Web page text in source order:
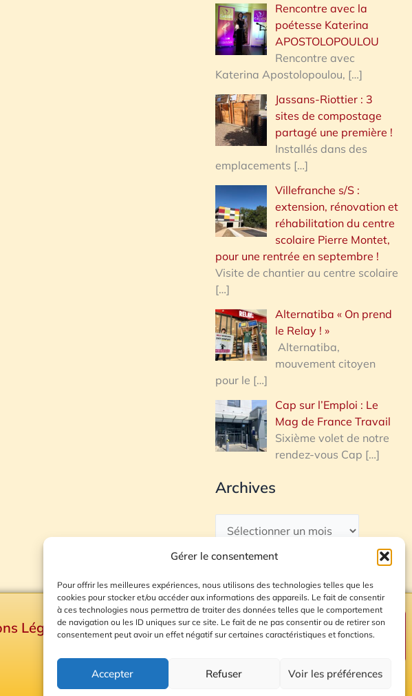
Gérer le consentement
Pour offrir les meilleures expériences, nous utilisons des technologies telles que les
cookies pour stocker et/ou accéder aux informations des appareils. Le fait de consentir
à ces technologies nous permettra de traiter des données telles que le comportement
de navigation ou les ID uniques sur ce site. Le fait de ne pas consentir ou de retirer son
consentement peut avoir un effet négatif sur certaines caractéristiques et fonctions.
Accepter Refuser Voir les préférences
Rencontre avec la
poétesse Katerina
APOSTOLOPOULOU
Rencontre avec
Katerina Apostolopoulou, […]
Jassans-Riottier : 3
sites de compostage
partagé une première !
Installés dans des
emplacements […]
Villefranche s/S :
extension, rénovation et
réhabilitation du centre
scolaire Pierre Montet,
pour une rentrée en septembre !
Visite de chantier au centre scolaire
[…]
Alternatiba « On prend
le Relay ! »
Alternatiba,
mouvement citoyen
pour le […]
Cap sur l’Emploi : Le
Mag de France Travail
Sixième volet de notre
rendez-vous Cap […]
Archives
Légales
Plan du site